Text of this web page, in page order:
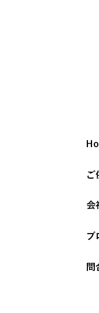
ご
会
ブ
問